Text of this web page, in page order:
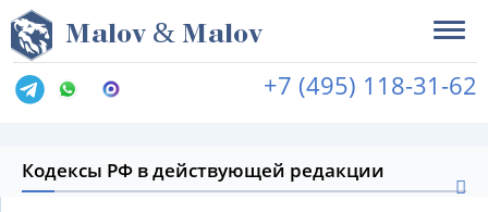
Malov & Malov
+7 (495) 118-31-62
Кодексы РФ в действующей редакции